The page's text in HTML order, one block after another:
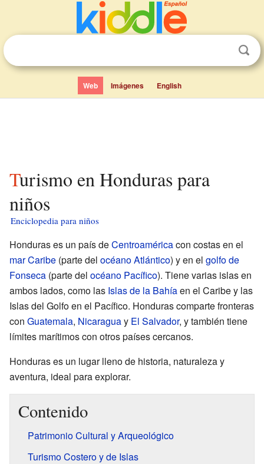
Web Imágenes English
Turismo en Honduras para
niños
Enciclopedia para niños
Honduras es un país deCentroaméricacon costas en el
mar Caribe (parte del océano Atlántico) y en el golfo de
Fonseca (parte del océano Pacífico). Tiene varias islas en
ambos lados, como las Islas de la Bahíaen el Caribe y las
Islas del Golfo en el Pacífico. Honduras comparte fronteras
con Guatemala, Nicaraguay El Salvador, y también tiene
límites marítimos con otros países cercanos.
Honduras es un lugar lleno de historia, naturaleza y
aventura, ideal para explorar.
Contenido
Patrimonio Cultural y Arqueológico
Turismo Costero y de Islas